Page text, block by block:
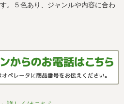
。５色あり、ジャンルや内容に合わ